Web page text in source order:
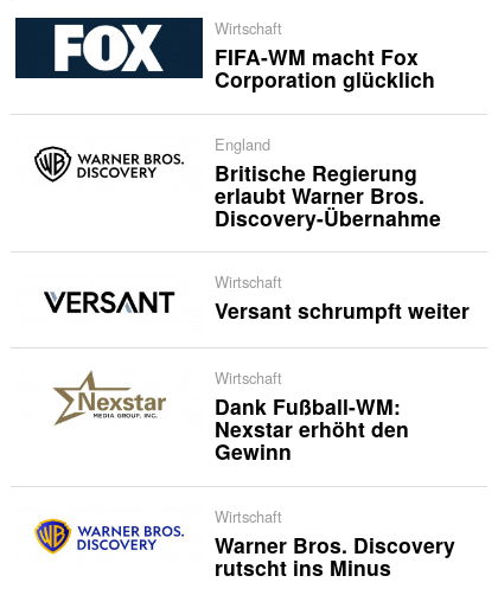
Wirtschaft
FIFA-WM macht Fox
Corporation glücklich
England
Britische Regierung
erlaubt Warner Bros.
Discovery-Übernahme
Wirtschaft
Versant schrumpft weiter
Wirtschaft
Dank Fußball-WM:
Nexstar erhöht den
Gewinn
Wirtschaft
Warner Bros. Discovery
rutscht ins Minus